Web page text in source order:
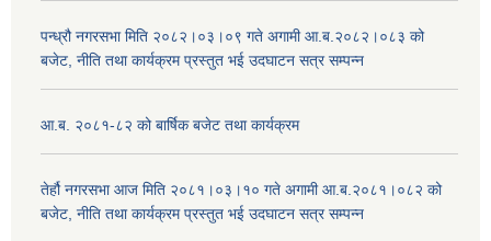
पन्ध्रौ नगरसभा मिति २०८२।०३।०९ गते अगामी आ.ब.२०८२।०८३ को
बजेट, नीति तथा कार्यक्रम प्रस्तुत भई उदघाटन सत्र सम्पन्न
आ.ब. २०८१-८२ को बार्षिक बजेट तथा कार्यक्रम
तेर्हौ नगरसभा आज मिति २०८१।०३।१० गते अगामी आ.ब.२०८१।०८२ को
बजेट, नीति तथा कार्यक्रम प्रस्तुत भई उदघाटन सत्र सम्पन्न